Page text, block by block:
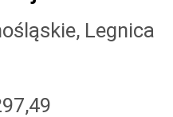
Legnica